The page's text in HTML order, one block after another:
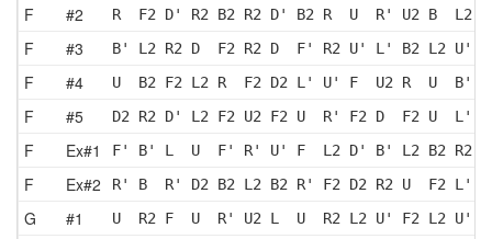
F #2 R  F2 D' R2 B2 R2 D' B2 R  U  R' U2 B
F #3 B' L2 R2 D  F2 R2 D  F' R2 U' L' B2 L2 U'
F #4 U  B2 F2 L2 R  F2 D2 L' U' F  U2 R  U  B'
F #5 D2 R2 D' L2 F2 U2 F2 U  R' F2 D  F2 U  L'
F Ex#1 F' B' L  U  F' R' U' F  L2 D' B' L2 B2 R2
F Ex#2 R' B  R' D2 B2 L2 B2 R' F2 D2 R2 U  F2
G #1 U  R2 F  U  R' U2 L  U  R2 L2 U' F2 L2 U'